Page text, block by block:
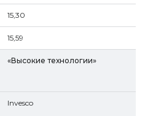
15,30
15,59
«Высокие технологии»
Invesco